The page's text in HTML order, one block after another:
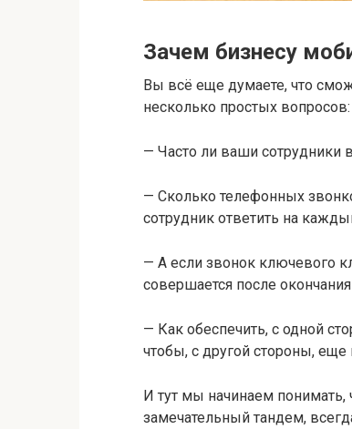
Зачем бизнесу
Вы всё еще думаете, что
несколько простых вопросов:
— Часто ли ваши сотрудники
— Сколько телефонных
сотрудник ответить на
— А если звонок ключевого
совершается после
— Как обеспечить, с одной
чтобы, с другой стороны,
И тут мы начинаем
замечательный тандем,